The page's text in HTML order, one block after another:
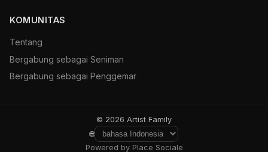
KOMUNITAS
Tentang
Bergabung sebagai Seniman
Bergabung sebagai Penggemar
© 2026 Artist Family
🌐
Powered by Place Sociale